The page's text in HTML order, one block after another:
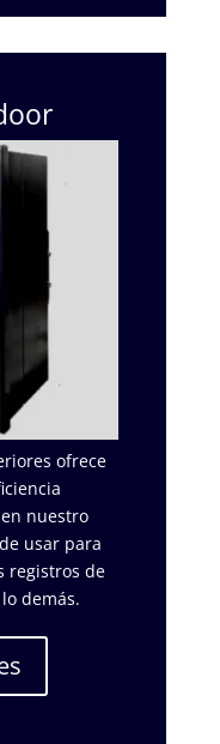
ofrece
nuestro
usar para
registros de
demás.